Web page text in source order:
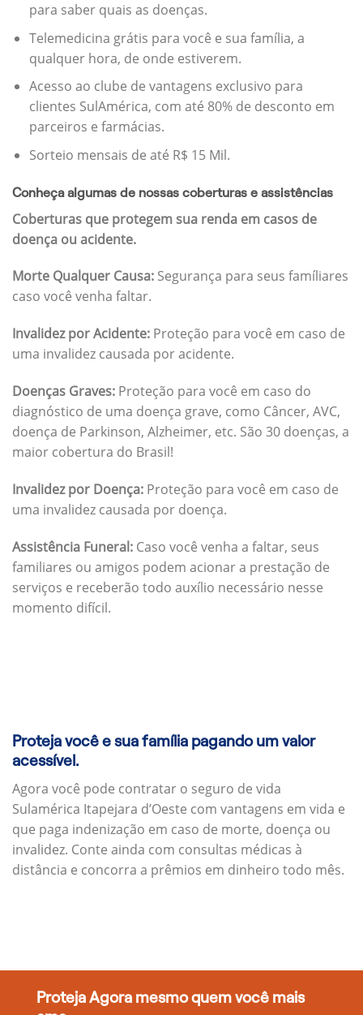
para saber quais as doenças.
Telemedicina grátis para você e sua família, a
qualquer hora, de onde estiverem.
Acesso ao clube de vantagens exclusivo para
clientes SulAmérica, com até 80% de desconto em
parceiros e farmácias.
Sorteio mensais de até R$ 15 Mil.
Conheça algumas de nossas coberturas e assistências
Coberturas que protegem sua renda em casos de
doença ou acidente.
Morte Qualquer Causa: Segurança para seus famíliares
caso você venha faltar.
Invalidez por Acidente: Proteção para você em caso de
uma invalidez causada por acidente.
Doenças Graves: Proteção para você em caso do
diagnóstico de uma doença grave, como Câncer, AVC,
doença de Parkinson, Alzheimer, etc. São 30 doenças, a
maior cobertura do Brasil!
Invalidez por Doença: Proteção para você em caso de
uma invalidez causada por doença.
Assistência Funeral: Caso você venha a faltar, seus
familiares ou amigos podem acionar a prestação de
serviços e receberão todo auxílio necessário nesse
momento difícil.
Proteja você e sua família pagando um valor
acessível.
Agora você pode contratar o seguro de vida
Sulamérica Itapejara d’Oeste com vantagens em vida e
que paga indenização em caso de morte, doença ou
invalidez. Conte ainda com consultas médicas à
distância e concorra a prêmios em dinheiro todo mês.
Proteja Agora mesmo quem você mais